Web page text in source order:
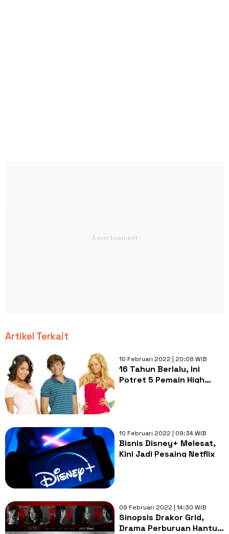
Artikel Terkait
10 Februari 2022 | 20:08 WIB
16 Tahun Berlalu, Ini
Potret 5 Pemain High
10 Februari 2022 | 09:34 WIB
Bisnis Disney+ Melesat,
Kini Jadi Pesaing Netflix
09 Februari 2022 | 14:30 WIB
Sinopsis Drakor Grid,
Drama Perburuan Hantu